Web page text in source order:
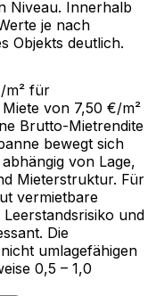
Niveau. Innerhalb
je nach
Objekts deutlich.
m² für
von 7,50 €/m²
Brutto-Mietrendite
bewegt sich
von Lage,
Mieterstruktur. Für
vermietbare
und
Die
umlagefähigen
0,5 – 1,0